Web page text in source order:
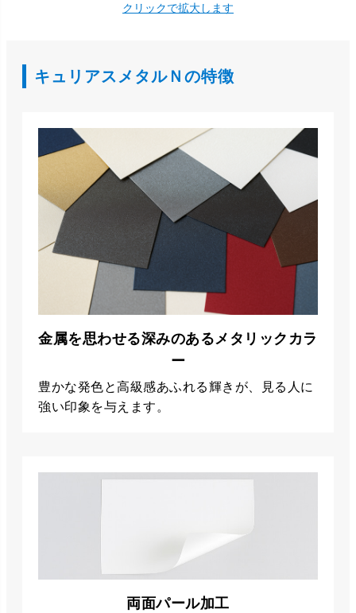
クリックで拡大します
キュリアスメタルＮの特徴
金属を思わせる深みのあるメタリックカラ
ー
豊かな発色と高級感あふれる輝きが、見る人に
強い印象を与えます。
両面パール加工